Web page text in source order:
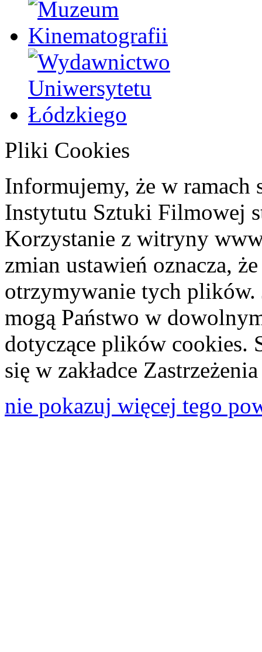
Pliki Cookies
Informujemy, że w ramach
Instytutu Sztuki Filmowej
Korzystanie z witryny
zmian ustawień oznacza,
otrzymywanie tych plików.
mogą Państwo w
dotyczące plików cookies.
się w zakładce
nie pokazuj więcej tego